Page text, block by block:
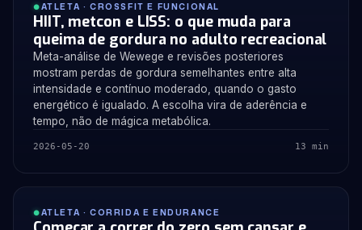
ATLETA · CROSSFIT E FUNCIONAL
HIIT, metcon e LISS: o que muda para
queima de gordura no adulto recreacional
Meta-análise de Wewege e revisões posteriores
mostram perdas de gordura semelhantes entre alta
intensidade e contínuo moderado, quando o gasto
energético é igualado. A escolha vira de aderência e
tempo, não de mágica metabólica.
2026-05-20 13 min
ATLETA · CORRIDA E ENDURANCE